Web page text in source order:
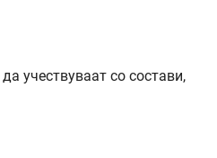
учествуваат со состави,